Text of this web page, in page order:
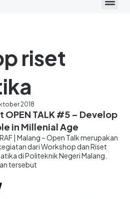
riset
2018
OPEN TALK #5 – Develop
in Millenial Age
| Malang – Open Talk merupakan
dari Workshop dan Riset
di Politeknik Negeri Malang.
tersebut